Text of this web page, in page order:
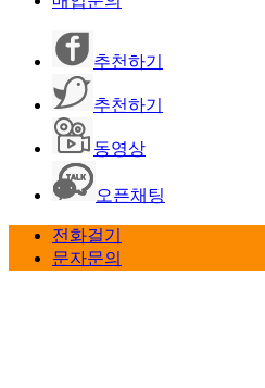
추천하기
추천하기
동영상
오픈채팅
전화걸기
문자문의